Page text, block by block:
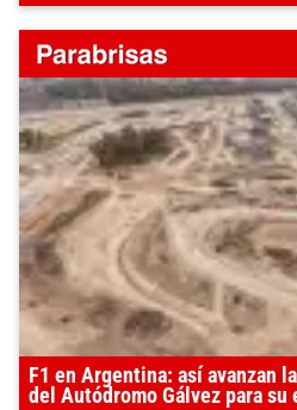
F1 en Argentina: así avanzan
del Autódromo Gálvez para su